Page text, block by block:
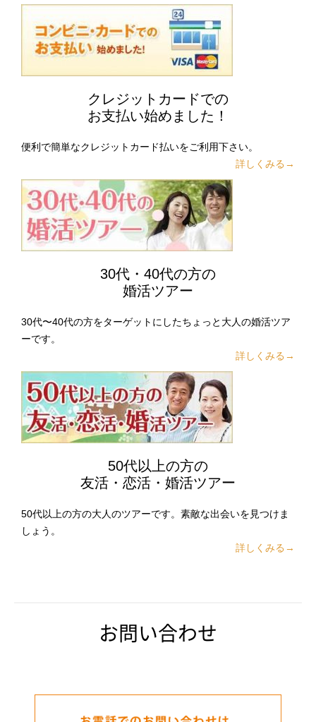
クレジットカードでの
お支払い始めました！
便利で簡単なクレジットカード払いをご利用下さい。
詳しくみる→
30代・40代の方の
婚活ツアー
30代〜40代の方をターゲットにしたちょっと大人の婚活ツア
ーです。
詳しくみる→
50代以上の方の
友活・恋活・婚活ツアー
50代以上の方の大人のツアーです。素敵な出会いを見つけま
しょう。
詳しくみる→
お問い合わせ